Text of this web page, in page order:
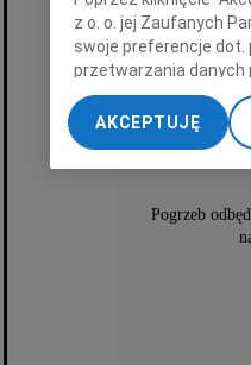
Jej żywiołowość,
Pogrzeb
z o. o. jej Zaufanych
swoje preferencje dot.
przetwarzania danych
„Ustawienia
My, nasi Zaufani
dokładnych danych
Przechowywanie
treści, badnie
AKCEPTUJĘ